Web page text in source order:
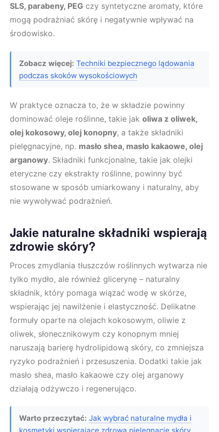
SLS, parabeny, PEG czy syntetyczne aromaty, które
mogą podrażniać skórę i negatywnie wpływać na
środowisko.
Zobacz więcej: Techniki bezpiecznego lądowania
podczas skoków wysokościowych
W praktyce oznacza to, że w składzie powinny
dominować oleje roślinne, takie jak oliwa z oliwek,
olej kokosowy, olej konopny, a także składniki
pielęgnacyjne, np. masło shea, masło kakaowe, olej
arganowy. Składniki funkcjonalne, takie jak olejki
eteryczne czy ekstrakty roślinne, powinny być
stosowane w sposób umiarkowany i naturalny, aby
nie wywoływać podrażnień.
Jakie naturalne składniki wspierają
zdrowie skóry?
Proces zmydlania tłuszczów roślinnych wytwarza nie
tylko mydło, ale również glicerynę – naturalny
składnik, który pomaga wiązać wodę w skórze,
wspierając jej nawilżenie i elastyczność. Delikatne
formuły oparte na olejach kokosowym, oliwie z
oliwek, słonecznikowym czy konopnym mniej
naruszają barierę hydrolipidową skóry, co zmniejsza
ryzyko podrażnień i przesuszenia. Dodatki takie jak
masło shea, masło kakaowe czy olej arganowy
działają odżywczo i regenerująco.
Warto przeczytać: Jak wybrać naturalne mydła i